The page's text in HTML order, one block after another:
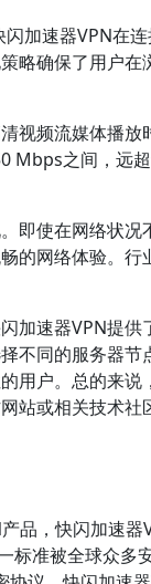
加速器VPN在
略确保了用户
视频流媒体播放
Mbps之间，远超
即使在网络状况
的网络体验。行
加速器VPN提供
不同的服务器节
用户。总的来说
站或相关技术社
品，快闪加速器
准被全球众多